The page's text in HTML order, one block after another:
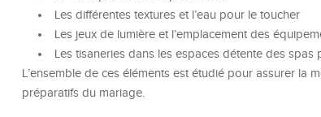
Les différentes textures et l’eau pour le toucher
Les jeux de lumière et l’emplacement des
Les tisaneries dans les espaces détente des spas
L’ensemble de ces éléments est étudié pour assurer la
préparatifs du mariage.